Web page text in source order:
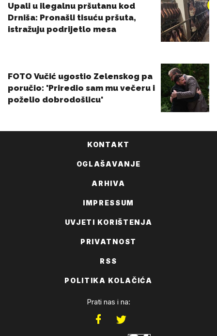
KONTAKT
OGLAŠAVANJE
ARHIVA
IMPRESSUM
UVJETI KORIŠTENJA
PRIVATNOST
RSS
POLITIKA KOLAČIĆA
Prati nas i na: